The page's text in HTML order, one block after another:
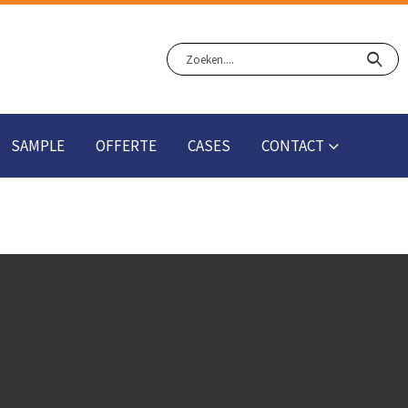
SAMPLE OFFERTE CASES CONTACT